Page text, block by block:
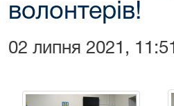
волонтерів!
02 липня 2021, 11:51